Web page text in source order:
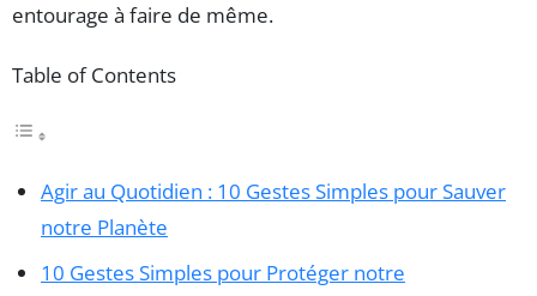
entourage à faire de même.
Table of Contents
Agir au Quotidien : 10 Gestes Simples pour Sauver
notre Planète
10 Gestes Simples pour Protéger notre